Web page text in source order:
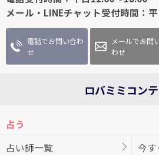
メール・LINEチャット受付時間：
電話でお問い合わ
せ
メールでお問
わせ
ロバミミコン
占う
占い師一覧
今